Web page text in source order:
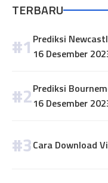
TERBARU
Prediksi
16 Desember
Prediksi
16 Desember
Cara Download